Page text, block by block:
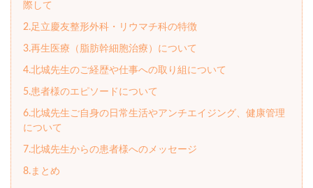
際して
2.足立慶友整形外科・リウマチ科の特徴
3.再生医療（脂肪幹細胞治療）について
4.北城先生のご経歴や仕事への取り組について
5.患者様のエピソードについて
6.北城先生ご自身の日常生活やアンチエイジング、健康管理
について
7.北城先生からの患者様へのメッセージ
8.まとめ